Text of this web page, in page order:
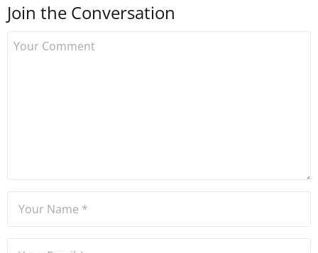
kurdu. 2017'nin Mayıs ayından
Join the Conversation